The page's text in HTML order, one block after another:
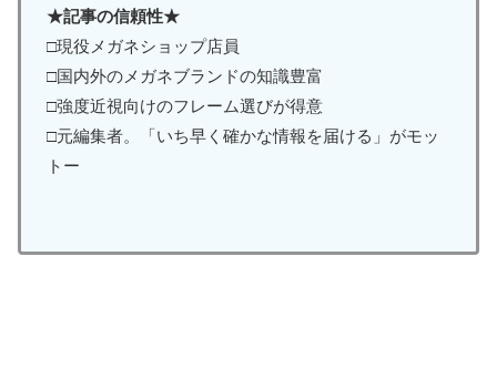
★記事の信頼性★
□現役メガネショップ店員
□国内外のメガネブランドの知識豊富
□強度近視向けのフレーム選びが得意
□元編集者。「いち早く確かな情報を届ける」がモッ
トー